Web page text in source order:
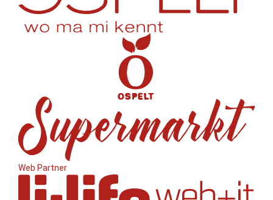
Web Partner